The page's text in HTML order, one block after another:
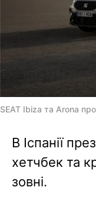
SEAT Ibiza та Arona
В Іспанії
хетчбек та
зовні.